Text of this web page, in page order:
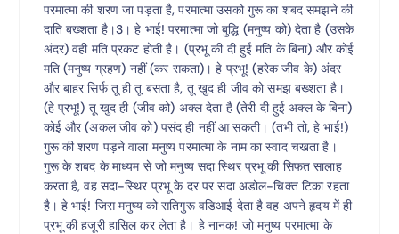
परमात्मा की शरण जा पड़ता है, परमात्मा उसको गुरू का शबद समझने की
दाति बख्शता है।3। हे भाई! परमात्मा जो बुद्धि (मनुष्य को) देता है (उसके
अंदर) वही मति प्रकट होती है। (प्रभू की दी हुई मति के बिना) और कोई
मति (मनुष्य ग्रहण) नहीं (कर सकता)। हे प्रभू! (हरेक जीव के) अंदर
और बाहर सिर्फ तू ही तू बसता है, तू खुद ही जीव को समझ बख्शता है।
(हे प्रभू!) तू खुद ही (जीव को) अक्ल देता है (तेरी दी हुई अक्ल के बिना)
कोई और (अकल जीव को) पसंद ही नहीं आ सकती। (तभी तो, हे भाई!)
गुरू की शरण पड़ने वाला मनुष्य परमात्मा के नाम का स्वाद चखता है।
गुरू के शबद के माध्यम से जो मनुष्य सदा स्थिर प्रभू की सिफत सालाह
करता है, वह सदा-स्थिर प्रभू के दर पर सदा अडोल-चिक्त टिका रहता
है। हे भाई! जिस मनुष्य को सतिगुरू वडिआई देता है वह अपने हृदय में ही
प्रभू की हजूरी हासिल कर लेता है। हे नानक! जो मनुष्य परमात्मा के